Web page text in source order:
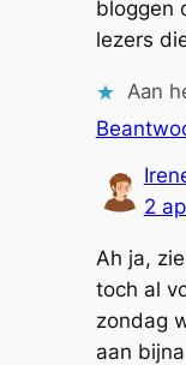
bloggen
lezers
Aan
2
Ah ja,
toch al
zondag
aan